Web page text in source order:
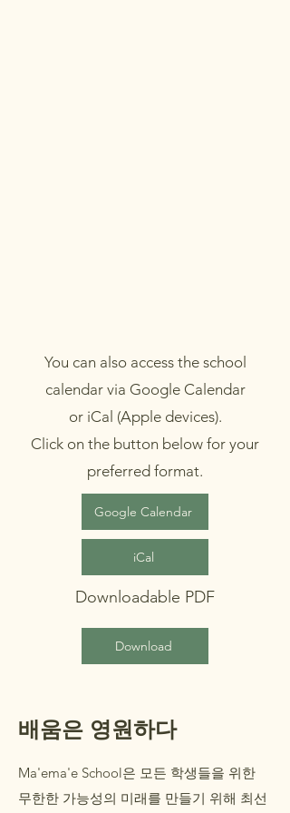
You can also access the school
calendar via Google Calendar
or iCal (Apple devices).
Click on the button below for your
preferred format.
Google Calendar
iCal
Downloadable PDF
Download
배움은 영원하다
Ma'ema'e School은 모든 학생들을 위한
무한한 가능성의 미래를 만들기 위해 최선